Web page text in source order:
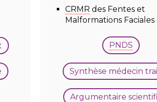
CRMR des Fentes et
Malformations Faciales
PNDS
Synthèse médecin
Argumentaire